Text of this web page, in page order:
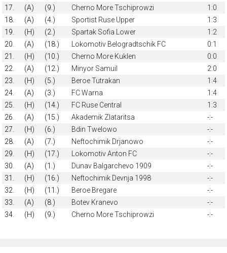
17.
(A) (9.) Cherno More Tschiprowzi
1:0
18.
(A) (4.) Sportist Ruse Upper
1:3
19.
(H) (2.) Spartak Sofia Lower
1:2
20.
(A) (18.) Lokomotiv Belogradtschik FC
0:1
21.
(H) (10.) Cherno More Kuklen
0:0
22.
(A) (12.) Minyor Samuil
2:0
23.
(H) (5.) Beroe Tutrakan
1:4
24.
(A) (3.) FC Warna
1:4
25.
(H) (14.) FC Ruse Central
1:3
26.
(A) (15.) Akademik Zlataritsa
-:-
27.
(H) (6.) Bdin Twelowo
-:-
28.
(A) (7.) Neftochimik Drjanowo
-:-
29.
(H) (17.) Lokomotiv Anton FC
-:-
30.
(A) (1.) Dunav Balgarchevo 1909
-:-
31.
(H) (16.) Neftochimik Devnja 1998
-:-
32.
(H) (11.) Beroe Bregare
-:-
33.
(A) (8.) Botev Kranevo
-:-
34.
(H) (9.) Cherno More Tschiprowzi -:-